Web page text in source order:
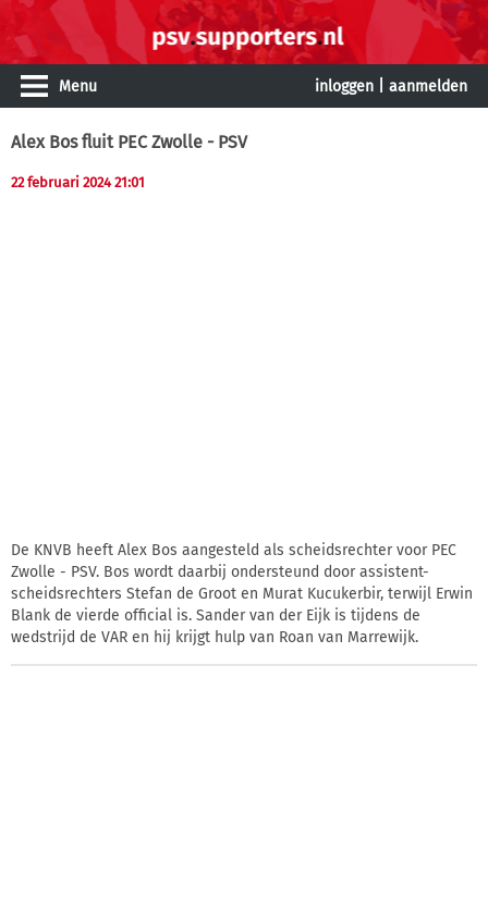
Menu inloggen aanmelden
Alex Bos fluit PEC Zwolle - PSV
22 februari 2024 21:01
De KNVB heeft Alex Bos aangesteld als scheidsrechter voor PEC
Zwolle - PSV. Bos wordt daarbij ondersteund door assistent-
scheidsrechters Stefan de Groot en Murat Kucukerbir, terwijl Erwin
Blank de vierde official is. Sander van der Eijk is tijdens de
wedstrijd de VAR en hij krijgt hulp van Roan van Marrewijk.